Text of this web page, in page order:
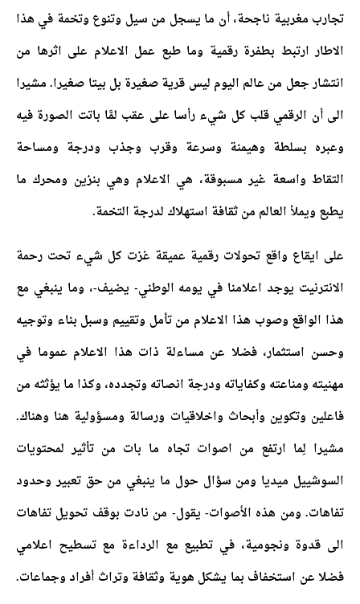
تجارب مغربية ناجحة، أن ما يسجل من سيل وتنوع وتخمة في هذا
الاطار ارتبط بطفرة رقمية وما طبع عمل الاعلام على اثرها من
انتشار جعل من عالم اليوم ليس قرية صغيرة بل بيتا صغيرا. مشيرا
الى أن الرقمي قلب كل شيء رأسا على عقب لمَّا باتت الصورة فيه
وعبره بسلطة وهيمنة وسرعة وقرب وجذب ودرجة ومساحة
التقاط واسعة غير مسبوقة، هي الاعلام وهي بنزين ومحرك ما
يطبع ويملأ العالم من ثقافة استهلاك لدرجة التخمة.
على ايقاع واقع تحولات رقمية عميقة غزت كل شيء تحت رحمة
الانترنيت يوجد اعلامنا في يومه الوطني- يضيف-، وما ينبغي مع
هذا الواقع وصوب هذا الاعلام من تأمل وتقييم وسبل بناء وتوجيه
وحسن استثمار، فضلا عن مساءلة ذات هذا الاعلام عموما في
مهنيته ومناعته وكفاياته ودرجة انصاته وتجدده، وكذا ما يؤثثه من
فاعلين وتكوين وأبحاث واخلاقيات ورسالة ومسؤولية هنا وهناك.
مشيرا لِما ارتفع من اصوات تجاه ما بات من تأثير لمحتويات
السوشييل ميديا ومن سؤال حول ما ينبغي من حق تعبير وحدود
تفاهات. ومن هذه الأصوات- يقول- من نادت بوقف تحويل تفاهات
الى قدوة ونجومية، في تطبيع مع الرداءة مع تسطيح اعلامي
فضلا عن استخفاف بما يشكل هوية وثقافة وتراث أفراد وجماعات.